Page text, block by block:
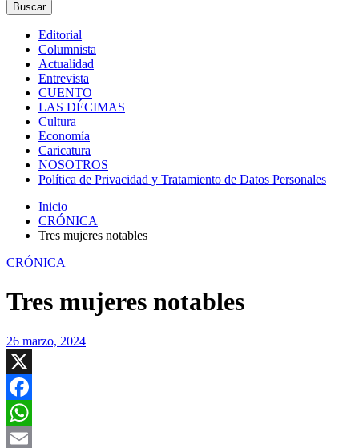
Buscar
Editorial
Columnista
Actualidad
Entrevista
CUENTO
LAS DÉCIMAS
Cultura
Economía
Caricatura
NOSOTROS
Política de Privacidad y Tratamiento de Datos Personales
Inicio
CRÓNICA
Tres mujeres notables
CRÓNICA
Tres mujeres notables
26 marzo, 2024
X
Facebook
WhatsApp